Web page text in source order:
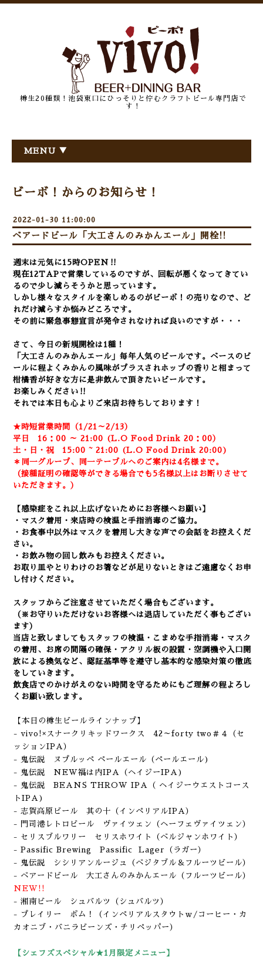
樽生20種類！池袋東口にひっそりと佇むクラフトビール専門店で
す！
MENU ▼
ビーボ！からのお知らせ！
2022-01-30 11:00:00
ベアードビール「大工さんのみかんエール」開栓!!
週末は元気に15時OPEN‼
現在12TAPで営業しているのですが、回転が悪くなってきてい
るので少し減らそうかと思っています。
しかし様々なスタイルを楽しめるのがビーボ！の売りなので、ど
れだけ減らすか悩みどころです。
その前に緊急事態宣言が発令されなければ良いのですが・・・
さて、今日の新規開栓は1種！
「大工さんのみかんエール」毎年人気のビールです。ベースのビ
ールに程よくみかんの風味がプラスされホップの香りと相まって
柑橘香が好きな方に是非飲んで頂きたいビールです。
お楽しみください‼
それでは本日も心よりご来店お待ちしております！
★時短営業時間（1/21～2/13）
平日 16：00 ～ 21:00 (L.O Food Drink 20：00）
土・日・祝 15:00 ~ 21:00 (L.O Food Drink 20:00)
＊同一グループ、同一テーブルへのご案内は4名様まで。
（接種証明の確認等ができる場合でも5名様以上はお断りさせて
いただきます。）
【感染症をこれ以上広げないためにお客様へお願い】
・マスク着用・来店時の検温と手指消毒のご協力。
・お食事中以外はマスクを着用し大きな声での会話をお控えくだ
さい。
・お飲み物の回し飲みもお控えください。
お取り皿やとりわけのお箸などが足りないときはご遠慮なくお申
し付けください。
スタッフからご注意させていただく場合もございます。
（※お守りいただけないお客様へは退店していただく事もござい
ます）
当店と致しましてもスタッフの検温・こまめな手指消毒・マスク
の着用、 お席の間隔の確保・アクリル板の設置・空調機や入口開
放による換気など、認証基準等を遵守し基本的な感染対策の徹底
をしていきます。
飲食店でのかけがえのない時間を守るためにもご理解の程よろし
くお願い致します。
【本日の樽生ビールラインナップ】
- vivo!×スナークリキッドワークス 42～forty two＃４（セ
ッションIPA）
- 鬼伝説 ヌプルッペ ペールエール （ペールエール)
- 鬼伝説 NEW福は内IPA
（ヘイジーIPA )
- 鬼伝説 BEANS THROW IPA（ ヘイジーウエストコース
ト IPA )
- 志賀高原ビール 其の十（インペリアルIPA）
- 門司港レトロビール ヴァイツェン（ヘーフェヴァイツェン）
- セリスブルワリー セリスホワイト（ベルジャンホワイト）
- Passific Brewing Passific Lager （ラガー）
- 鬼伝説 シシリアンルージュ
（ベジタブル＆フルーツビール）
- ベアードビール 大工さんのみかんエール （フルーツビール）
NEW!!
- 湘南ビール シュバルツ（シュバルツ）
- プレイリー ボム！（インペリアルスタウトｗ/コーヒー・カ
カオニブ・バニラビーンズ・チリペッパー）
【シェフズスペシャル★1月限定メニュー】